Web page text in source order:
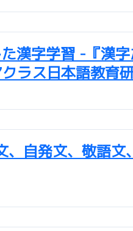
漢字学習 -『漢
ラス日本語教育研
、自発文、敬語文